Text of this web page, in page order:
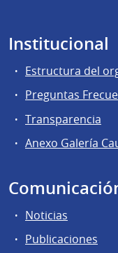
Institucional
Estructura del
Preguntas
Transparencia
Anexo Galería
Noticias
Publicaciones